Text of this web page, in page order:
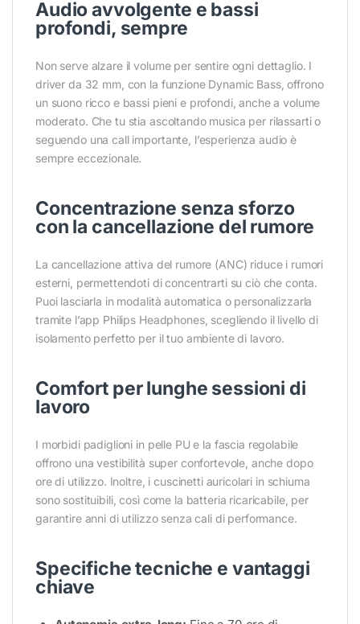
Audio avvolgente e bassi
profondi, sempre
Non serve alzare il volume per sentire ogni dettaglio. I
driver da 32 mm, con la funzione Dynamic Bass, offrono
un suono ricco e bassi pieni e profondi, anche a volume
moderato. Che tu stia ascoltando musica per rilassarti o
seguendo una call importante, l’esperienza audio è
sempre eccezionale.
Concentrazione senza sforzo
con la cancellazione del rumore
La cancellazione attiva del rumore (ANC) riduce i rumori
esterni, permettendoti di concentrarti su ciò che conta.
Puoi lasciarla in modalità automatica o personalizzarla
tramite l’app Philips Headphones, scegliendo il livello di
isolamento perfetto per il tuo ambiente di lavoro.
Comfort per lunghe sessioni di
lavoro
I morbidi padiglioni in pelle PU e la fascia regolabile
offrono una vestibilità super confortevole, anche dopo
ore di utilizzo. Inoltre, i cuscinetti auricolari in schiuma
sono sostituibili, così come la batteria ricaricabile, per
garantire anni di utilizzo senza cali di performance.
Specifiche tecniche e vantaggi
chiave